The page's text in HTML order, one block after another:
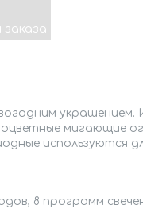
украшением.
мигающие
используются
8 программ